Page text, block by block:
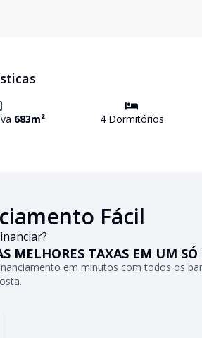
683m² 4Dormitórios
Fácil
MELHORES TAXAS EM UM SÓ
em minutos com todos os